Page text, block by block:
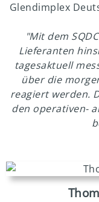
Glendimplex
"Mit dem
Lieferanten
tagesaktuell
über die
reagiert werden.
den operativen-